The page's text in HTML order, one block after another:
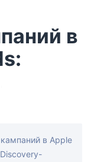
в
в Apple